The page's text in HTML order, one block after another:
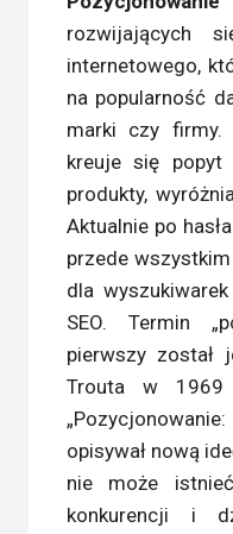
rozwijających
internetowego,
na popularność
marki czy firmy.
kreuje się popyt
produkty,
Aktualnie po
przede
dla
SEO. Termin
pierwszy został
Trouta w
opisywał nową
nie może
konkurencji i